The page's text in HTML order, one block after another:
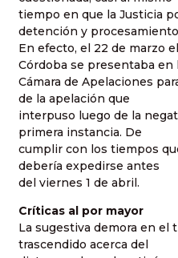
tiempo en que la Justicia
detención y
En efecto, el 22 de marzo
Córdoba se presentaba en
Cámara de Apelaciones
de la apelación que
interpuso luego de la
primera instancia. De
cumplir con los tiempos
debería expedirse antes
del viernes 1 de abril.
Críticas al por mayor
La sugestiva demora en el
trascendido acerca del